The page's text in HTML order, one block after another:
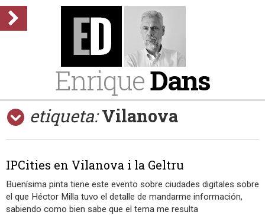
EnriqueDans
etiqueta: Vilanova
IPCities en Vilanova i la Geltru
Buenísima pinta tiene este evento sobre ciudades digitales sobre
el que Héctor Milla tuvo el detalle de mandarme información,
sabiendo como bien sabe que el tema me resulta